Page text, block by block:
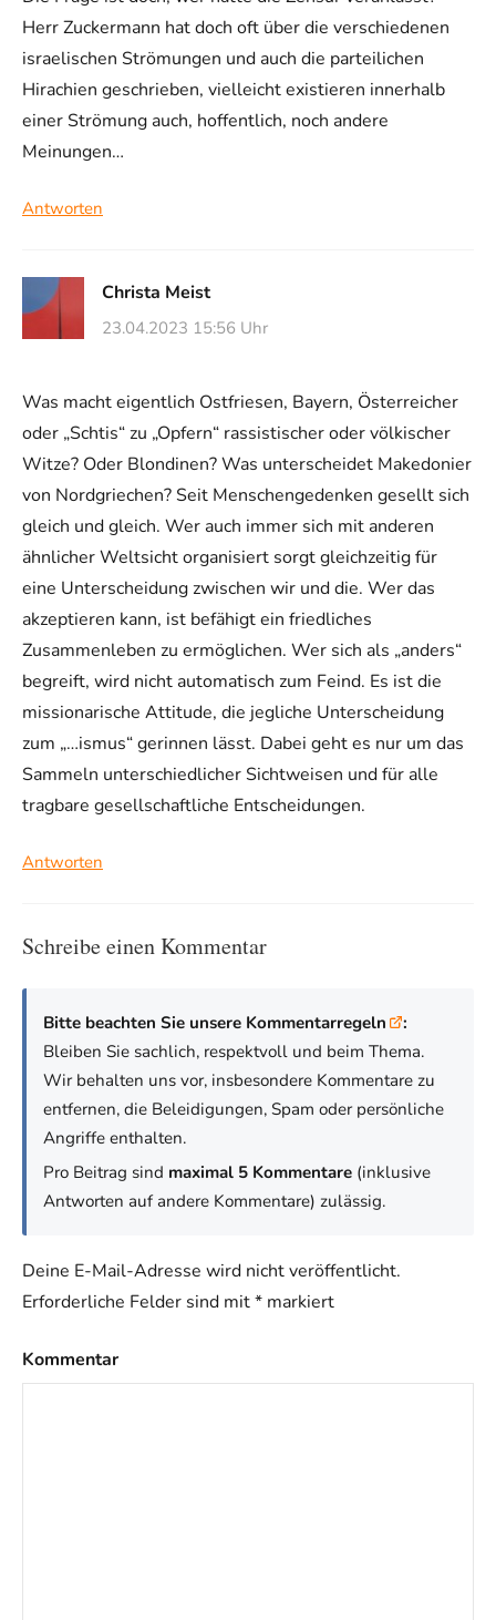
Herr Zuckermann hat doch oft über die verschiedenen
israelischen Strömungen und auch die parteilichen
Hirachien geschrieben, vielleicht existieren innerhalb
einer Strömung auch, hoffentlich, noch andere
Meinungen…
Antworten
Christa Meist
23.04.2023 15:56 Uhr
Was macht eigentlich Ostfriesen, Bayern, Österreicher
oder „Schtis“ zu „Opfern“ rassistischer oder völkischer
Witze? Oder Blondinen? Was unterscheidet Makedonier
von Nordgriechen? Seit Menschengedenken gesellt sich
gleich und gleich. Wer auch immer sich mit anderen
ähnlicher Weltsicht organisiert sorgt gleichzeitig für
eine Unterscheidung zwischen wir und die. Wer das
akzeptieren kann, ist befähigt ein friedliches
Zusammenleben zu ermöglichen. Wer sich als „anders“
begreift, wird nicht automatisch zum Feind. Es ist die
missionarische Attitude, die jegliche Unterscheidung
zum „…ismus“ gerinnen lässt. Dabei geht es nur um das
Sammeln unterschiedlicher Sichtweisen und für alle
tragbare gesellschaftliche Entscheidungen.
Antworten
Schreibe einen Kommentar
Bitte beachten Sie unsere Kommentarregeln
:
Bleiben Sie sachlich, respektvoll und beim Thema.
Wir behalten uns vor, insbesondere Kommentare zu
entfernen, die Beleidigungen, Spam oder persönliche
Angriffe enthalten.
Pro Beitrag sind maximal 5 Kommentare (inklusive
Antworten auf andere Kommentare) zulässig.
Deine E-Mail-Adresse wird nicht veröffentlicht.
Erforderliche Felder sind mit* markiert
Kommentar